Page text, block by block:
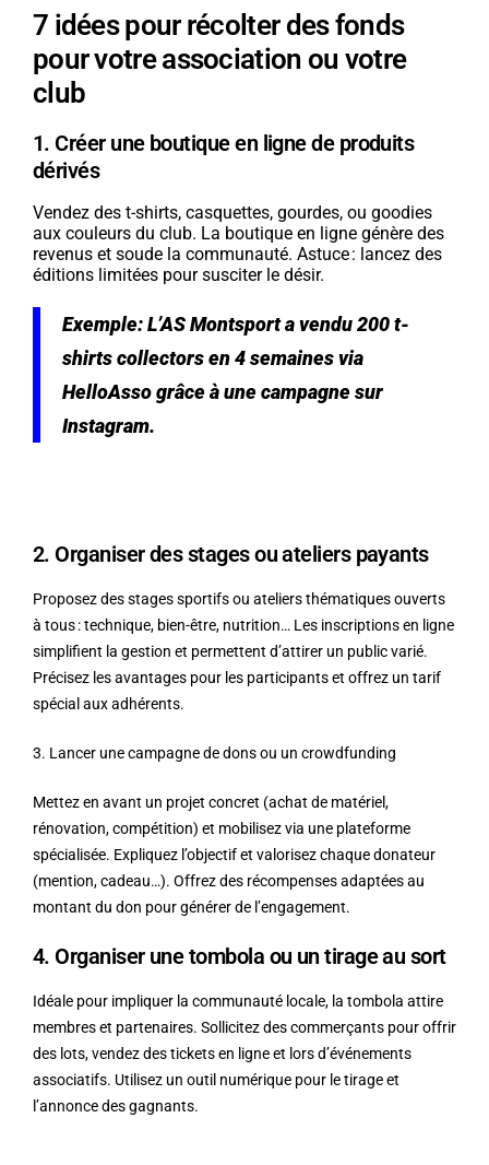
7 idées pour récolter des fonds
pour votre association ou votre
club
1. Créer une boutique en ligne de produits
dérivés
Vendez des t-shirts, casquettes, gourdes, ou goodies
aux couleurs du club. La boutique en ligne génère des
revenus et soude la communauté. Astuce : lancez des
éditions limitées pour susciter le désir.
Exemple: L’AS Montsport a vendu 200 t-
shirts collectors en 4 semaines via
HelloAsso grâce à une campagne sur
Instagram.
2. Organiser des stages ou ateliers payants
Proposez des stages sportifs ou ateliers thématiques ouverts
à tous : technique, bien-être, nutrition… Les inscriptions en ligne
simplifient la gestion et permettent d’attirer un public varié.
Précisez les avantages pour les participants et offrez un tarif
spécial aux adhérents.
3. Lancer une campagne de dons ou un crowdfunding
Mettez en avant un projet concret (achat de matériel,
rénovation, compétition) et mobilisez via une plateforme
spécialisée. Expliquez l’objectif et valorisez chaque donateur
(mention, cadeau…). Offrez des récompenses adaptées au
montant du don pour générer de l’engagement.
4. Organiser une tombola ou un tirage au sort
Idéale pour impliquer la communauté locale, la tombola attire
membres et partenaires. Sollicitez des commerçants pour offrir
des lots, vendez des tickets en ligne et lors d’événements
associatifs. Utilisez un outil numérique pour le tirage et
l’annonce des gagnants.